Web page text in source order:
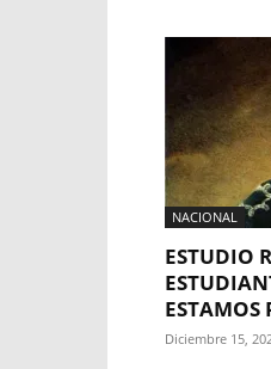
NACIONAL
ESTUDIO
ESTAMOS
Diciembre 15,